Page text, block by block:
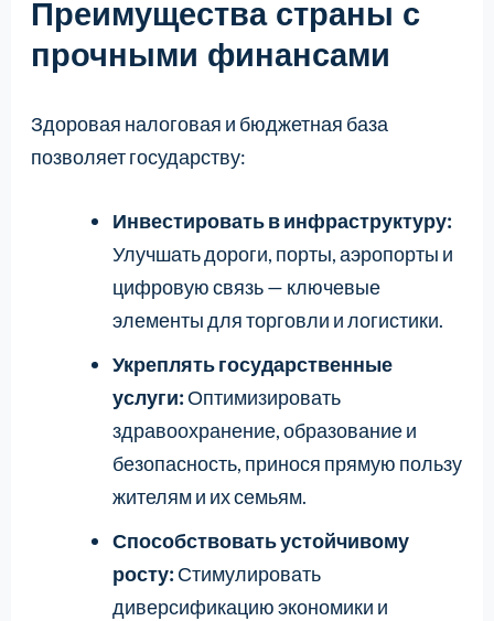
Преимущества страны с
прочными финансами
Здоровая налоговая и бюджетная база
позволяет государству:
Инвестировать в инфраструктуру:
Улучшать дороги, порты, аэропорты и
цифровую связь — ключевые
элементы для торговли и логистики.
Укреплять государственные
услуги:Оптимизировать
здравоохранение, образование и
безопасность, принося прямую пользу
жителям и их семьям.
Способствовать устойчивому
росту: Стимулировать
диверсификацию экономики и